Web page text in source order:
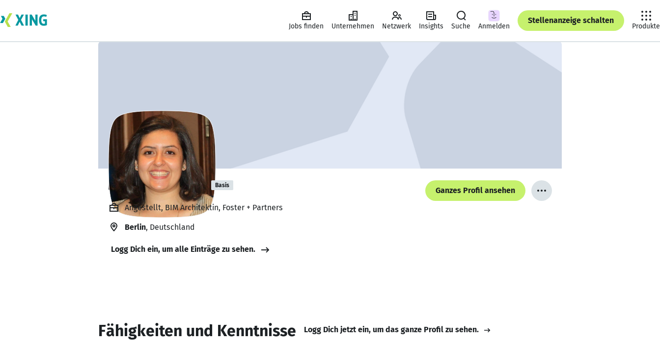
Jobs finden Unternehmen Netzwerk Insights Suche Anmelden
Stellenanzeige schalten
Produkte
Mariham Ramzy Basis
Ganzes Profil ansehen
Angestellt, BIM Architektin, Foster + Partners
Berlin, Deutschland
Logg Dich ein, um alle Einträge zu sehen.
Fähigkeiten und Kenntnisse Logg Dich jetzt ein, um das ganze Profil zu sehen.